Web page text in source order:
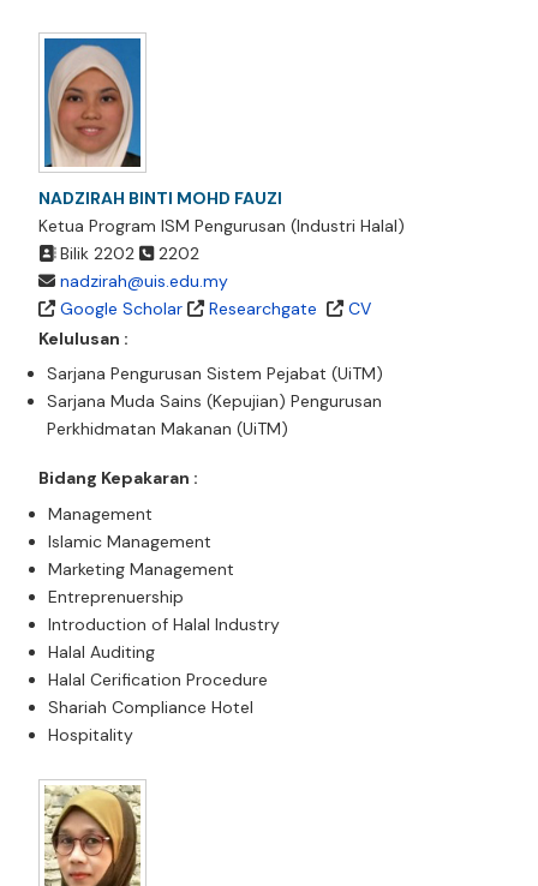
NADZIRAH BINTI MOHD FAUZI
Ketua Program ISM Pengurusan (Industri Halal)
Bilik 2202
2202
nadzirah@uis.edu.my
Google Scholar
Researchgate
CV
Kelulusan :
Sarjana Pengurusan Sistem Pejabat (UiTM)
Sarjana Muda Sains (Kepujian) Pengurusan
Perkhidmatan Makanan (UiTM)
Bidang Kepakaran :
Management
Islamic Management
Marketing Management
Entreprenuership
Introduction of Halal Industry
Halal Auditing
Halal Cerification Procedure
Shariah Compliance Hotel
Hospitality